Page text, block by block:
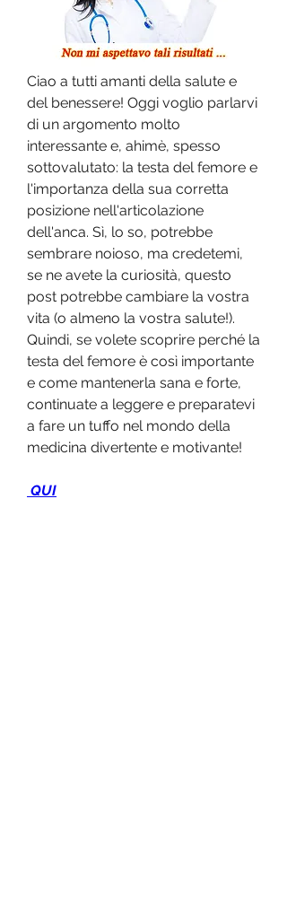
Ciao a tutti amanti della salute e
del benessere! Oggi voglio parlarvi
di un argomento molto
interessante e, ahimè, spesso
sottovalutato: la testa del femore e
l'importanza della sua corretta
posizione nell'articolazione
dell'anca. Sì, lo so, potrebbe
sembrare noioso, ma credetemi,
se ne avete la curiosità, questo
post potrebbe cambiare la vostra
vita (o almeno la vostra salute!).
Quindi, se volete scoprire perché la
testa del femore è così importante
e come mantenerla sana e forte,
continuate a leggere e preparatevi
a fare un tuffo nel mondo della
medicina divertente e motivante!
QUI